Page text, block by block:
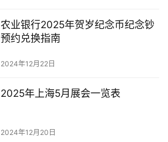
农业银行2025年贺岁纪念币纪念钞
预约兑换指南
2024年12月22日
2025年上海5月展会一览表
2024年12月20日